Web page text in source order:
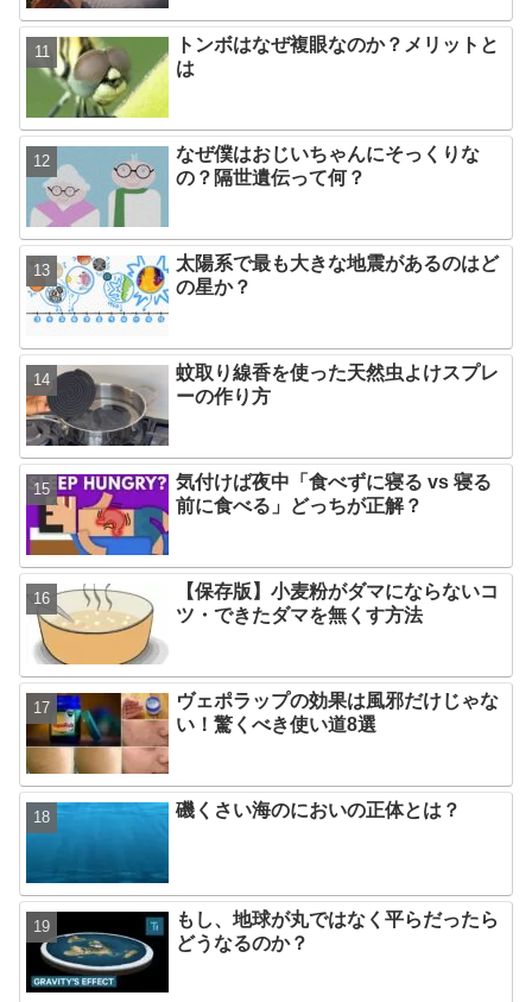
トンボはなぜ複眼なのか？メリットと
は
なぜ僕はおじいちゃんにそっくりな
の？隔世遺伝って何？
太陽系で最も大きな地震があるのはど
の星か？
蚊取り線香を使った天然虫よけスプレ
ーの作り方
気付けば夜中「食べずに寝る vs 寝る
前に食べる」どっちが正解？
【保存版】小麦粉がダマにならないコ
ツ・できたダマを無くす方法
ヴェポラップの効果は風邪だけじゃな
い！驚くべき使い道8選
磯くさい海のにおいの正体とは？
もし、地球が丸ではなく平らだったら
どうなるのか？